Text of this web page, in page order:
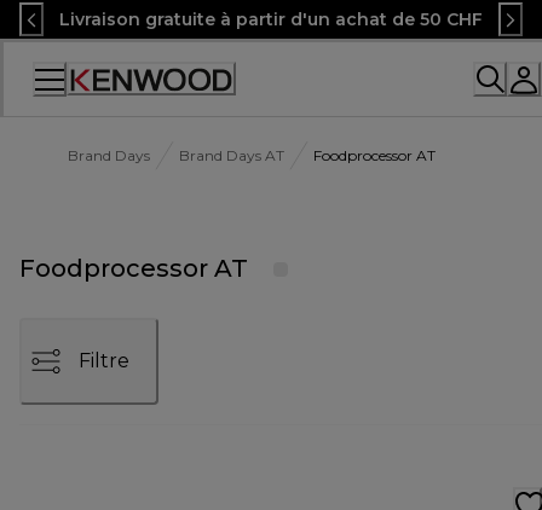
Skip
to
Content
Livraison gratuite à partir d'un achat de 50 CHF
Accessibility
Brand Days Brand Days AT Foodprocessor AT
Foodprocessor AT
Filtre